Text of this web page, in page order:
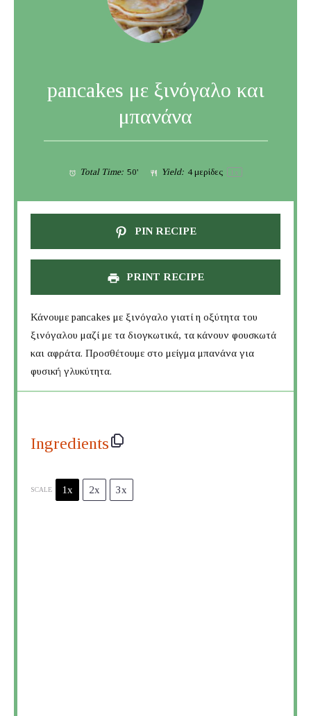
pancakes με ξινόγαλο και
μπανάνα
Total Time: 50' Yield: 4μερίδες 1 x
PIN RECIPE
PRINT RECIPE
Κάνουμε pancakes με ξινόγαλο γιατί η οξύτητα του
ξινόγαλου μαζί με τα διογκωτικά, τα κάνουν φουσκωτά
και αφράτα. Προσθέτουμε στο μείγμα μπανάνα για
φυσική γλυκύτητα.
Ingredients
SCALE 1x 2x 3x